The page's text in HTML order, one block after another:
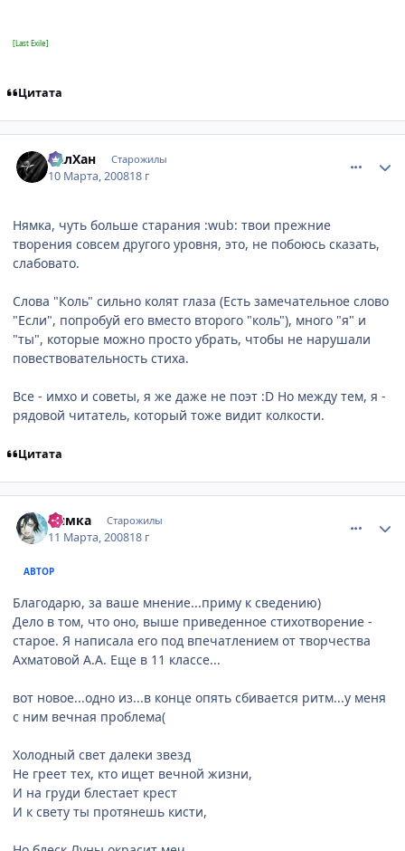
[Last Exile]
Цитата
ПалХан Старожилы
10 Марта, 200818 г
Нямка, чуть больше старания :wub: твои прежние
творения совсем другого уровня, это, не побоюсь сказать,
слабовато.
Слова "Коль" сильно колят глаза (Есть замечательное слово
"Если", попробуй его вместо второго "коль"), много "я" и
"ты", которые можно просто убрать, чтобы не нарушали
повествовательность стиха.
Все - имхо и советы, я же даже не поэт :D Но между тем, я -
рядовой читатель, который тоже видит колкости.
Цитата
Нямка Старожилы
11 Марта, 200818 г
АВТОР
Благодарю, за ваше мнение...приму к сведению)
Дело в том, что оно, выше приведенное стихотворение -
старое. Я написала его под впечатлением от творчества
Ахматовой А.А. Еще в 11 классе...
вот новое...одно из...в конце опять сбивается ритм...у меня
с ним вечная проблема(
Холодный свет далеки звезд
Не греет тех, кто ищет вечной жизни,
И на груди блестает крест
И к свету ты протянешь кисти,